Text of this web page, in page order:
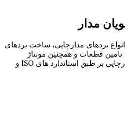
مدار
بردهای مدارچاپی، ساخت بردهای
قطعات و همچنین مونتاژ
اتوماتیک و دستی بردهای مدارچاپی بر طبق استاندارد های ISO و